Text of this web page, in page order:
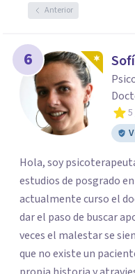
Anterior
6
5
Hola, soy
estudios de posgrado
actualmente curso el
dar el paso de buscar
veces el malestar se
que no existe un